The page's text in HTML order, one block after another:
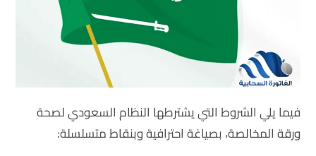
فيما يلي الشروط التي يشترطها النظام السعودي لصحة
ورقة المخالصة، بصياغة احترافية وبنقاط متسلسلة: